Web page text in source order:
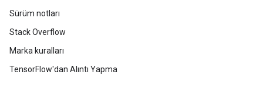
Sürüm notları
Stack Overflow
Marka kuralları
TensorFlow'dan Alıntı Yapma